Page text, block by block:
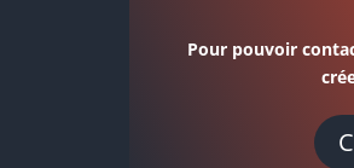
Pour pouvoir